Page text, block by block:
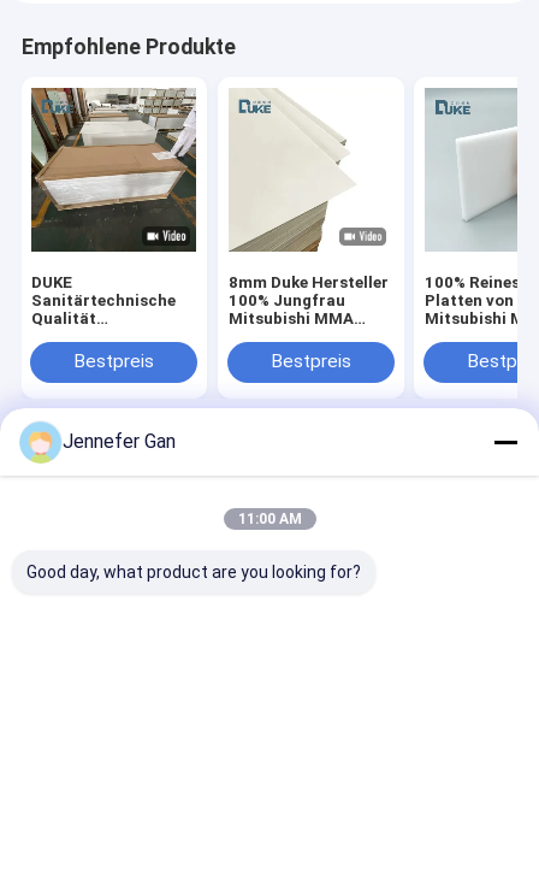
Empfohlene Produkte
DUKE
Sanitärtechnische
Qualität
Weiße PMMA
Badewanne
Gusse Acrylfolie PE 5
mm 8 mm
Anpassungsfähige
Schneidedienstleistung
Bestpreis
8mm Duke Hersteller
100% Jungfrau
Mitsubishi MMA
Acrylblech Glatte
Kunststoff
Schildblatt
Bestpreis
100% Reines
Platten von
Mitsubishi
gegossene
Acrylplatten
Startseite
Sitemap
Datenschutzrichtlinie
Gesundheitliche AcrylblätterChina Fabrik.Copyright © 2026
Chengdu Cast Acrylic Panel Industry Co., Ltd. All Rights Reserved.
Jennefer Gan
11:00 AM
Good day, what product are you looking for?